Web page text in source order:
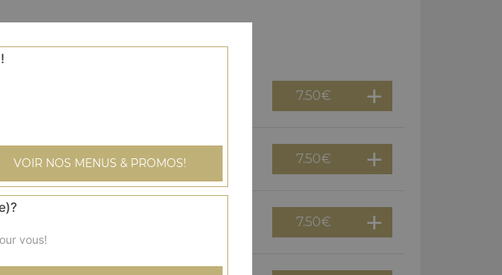
7.50€
légumes grillés
7.50€
grillés
7.50€
VOIR NOS MENUS & PROMOS!
vous!